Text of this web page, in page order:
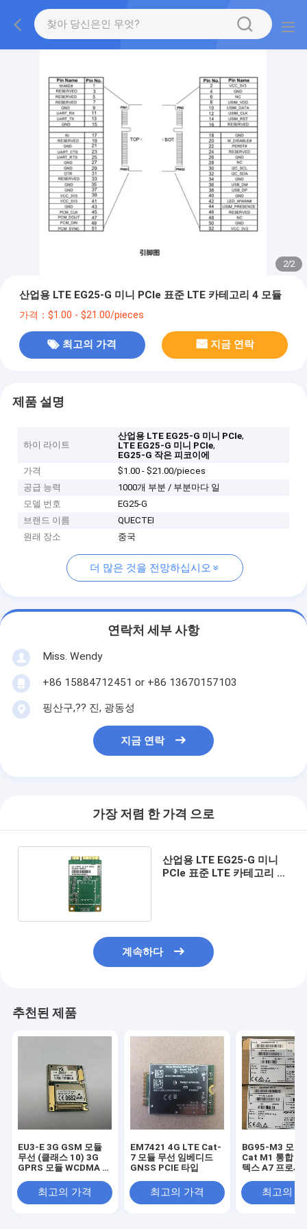
2/2
산업용 LTE EG25-G 미니 PCIe 표준 LTE 카테고리 4 모듈
가격：$1.00 - $21.00/pieces
최고의 가격 지금 연락
제품 설명
하이 라이트
산업용 LTE EG25-G 미니 PCIe,
LTE EG25-G 미니 PCIe,
EG25-G 작은 피코이에
가격
$1.00 - $21.00/pieces
공급 능력
1000개 부분 / 부분마다 일
모델 번호
EG25-G
브랜드 이름
QUECTEI
원래 장소
중국
더 많은 것을 전망하십시오
연락처 세부 사항
Miss. Wendy
+86 15884712451 or +86 13670157103
핑산구,?? 진, 광동성
지금 연락
가장 저렴 한 가격 으로
산업용 LTE EG25-G 미니
PCIe 표준 LTE 카테고리 4
계속하다
추천된 제품
EU3-E 3G GSM 모듈
무선 (클래스 10) 3G
GPRS 모듈 WCDMA 타
최고의 가격
EM7421 4G LTE Cat-
7 모듈 무선 임베디드
GNSS PCIE 타입
최고의 가격
BG95-M3 모듈
Cat M1 통합
텍스 A7 프로세
최고의